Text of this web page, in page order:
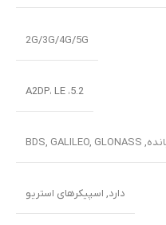
2G/3G/4G/5G
5.2، A2DP، LE
دارد, اسپیکرهای استریو